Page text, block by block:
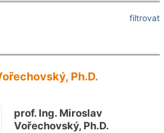
filtrovat
Ph.D.
prof. Ing. Miroslav
Vořechovský, Ph.D.